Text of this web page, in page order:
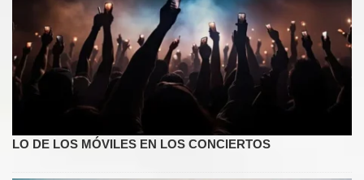
LO DE LOS MÓVILES EN LOS CONCIERTOS